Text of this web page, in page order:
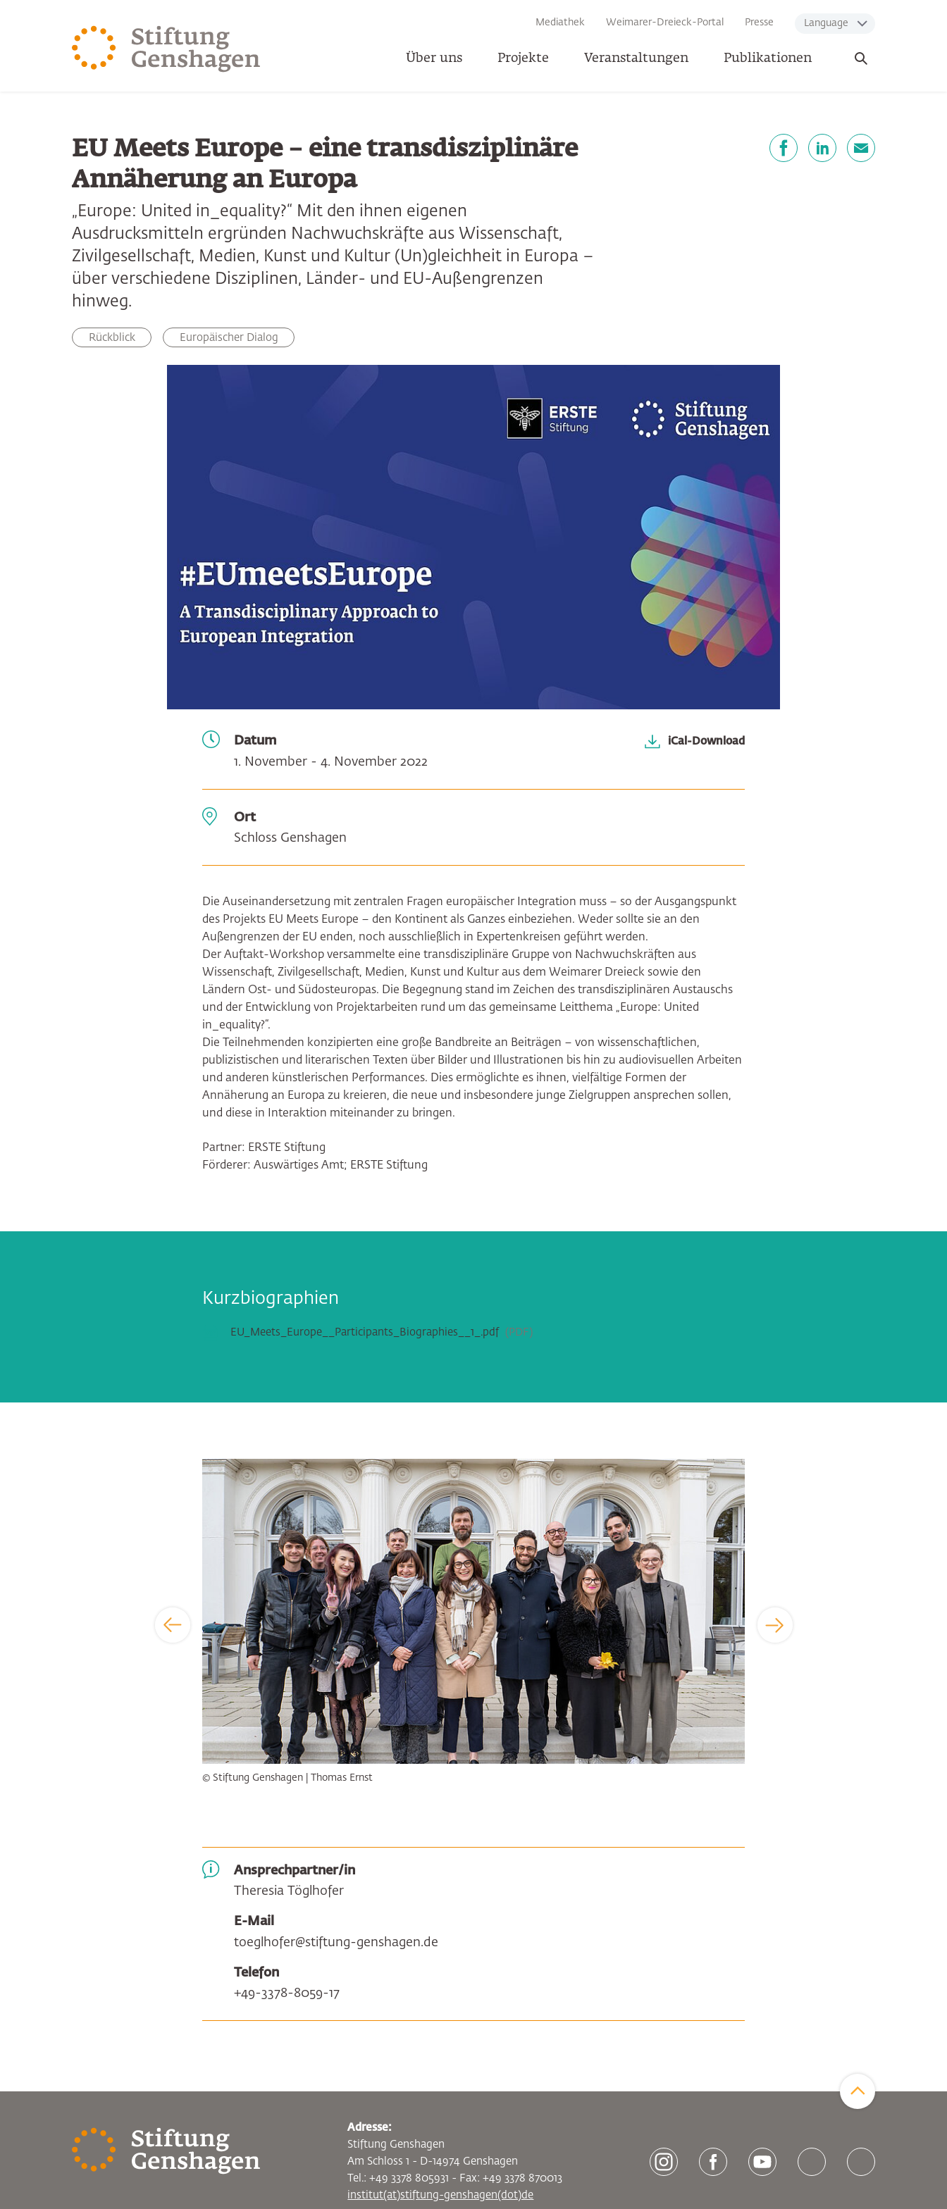
Mediathek Weimarer-Dreieck-Portal Presse Language
Über uns Projekte Veranstaltungen Publikationen
Suche
öffnen
EU Meets Europe – eine transdisziplinäre
Annäherung an Europa
„Europe: United in_equality?“ Mit den ihnen eigenen
Ausdrucksmitteln ergründen Nachwuchskräfte aus Wissenschaft,
Zivilgesellschaft, Medien, Kunst und Kultur (Un)gleichheit in Europa –
über verschiedene Disziplinen, Länder- und EU-Außengrenzen
hinweg.
Rückblick Europäischer Dialog
Datum
1. November - 4. November 2022
iCal-Download
Ort
Schloss Genshagen
Die Auseinandersetzung mit zentralen Fragen europäischer Integration muss – so der Ausgangspunkt
des Projekts EU Meets Europe – den Kontinent als Ganzes einbeziehen. Weder sollte sie an den
Außengrenzen der EU enden, noch ausschließlich in Expertenkreisen geführt werden.
Der Auftakt-Workshop versammelte eine transdisziplinäre Gruppe von Nachwuchskräften aus
Wissenschaft, Zivilgesellschaft, Medien, Kunst und Kultur aus dem Weimarer Dreieck sowie den
Ländern Ost- und Südosteuropas. Die Begegnung stand im Zeichen des transdisziplinären Austauschs
und der Entwicklung von Projektarbeiten rund um das gemeinsame Leitthema „Europe: United
in_equality?“.
Die Teilnehmenden konzipierten eine große Bandbreite an Beiträgen – von wissenschaftlichen,
publizistischen und literarischen Texten über Bilder und Illustrationen bis hin zu audiovisuellen Arbeiten
und anderen künstlerischen Performances. Dies ermöglichte es ihnen, vielfältige Formen der
Annäherung an Europa zu kreieren, die neue und insbesondere junge Zielgruppen ansprechen sollen,
und diese in Interaktion miteinander zu bringen.
Partner: ERSTE Stiftung
Förderer: Auswärtiges Amt; ERSTE Stiftung
Kurzbiographien
EU_Meets_Europe__Participants_Biographies__1_.pdf PDF
Bildergalerie überspringen
© Stiftung Genshagen | Thomas Ernst
Ansprechpartner/in
Theresia Töglhofer
E-Mail
toeglhofer@stiftung-genshagen.de
Telefon
+49-3378-8059-17
[socialLinksTitle]
Adresse:
Stiftung Genshagen
Am Schloss 1 - D-14974 Genshagen
Tel.: +49 3378 805931 - Fax: +49 3378 870013
institut(at)stiftung-genshagen(dot)de